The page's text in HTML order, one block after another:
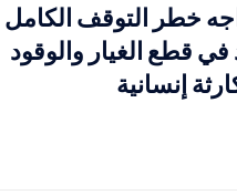
خطر التوقف الكامل
قطع الغيار والوقود
إنسانية